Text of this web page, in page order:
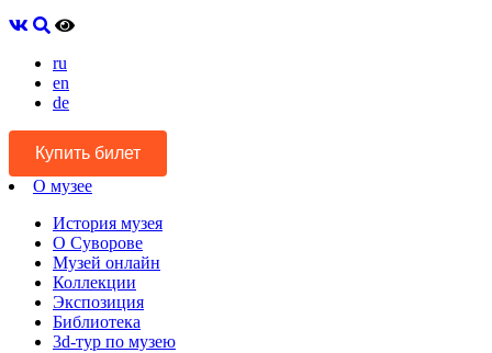
ru
en
de
Купить билет
О музее
История музея
О Суворове
Музей онлайн
Коллекции
Экспозиция
Библиотека
3d-тур по музею